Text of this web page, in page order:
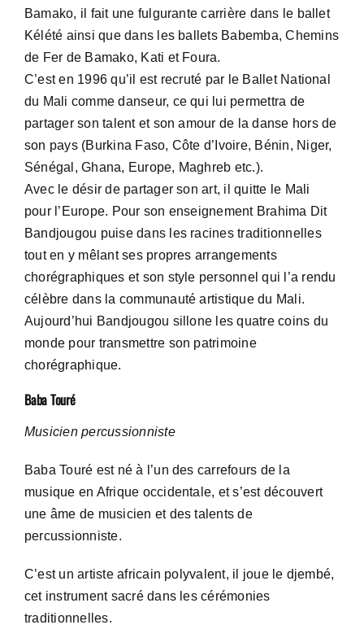
Bamako, il fait une fulgurante carrière dans le ballet
Kélété ainsi que dans les ballets Babemba, Chemins
de Fer de Bamako, Kati et Foura.
C’est en 1996 qu’il est recruté par le Ballet National
du Mali comme danseur, ce qui lui permettra de
partager son talent et son amour de la danse hors de
son pays (Burkina Faso, Côte d’Ivoire, Bénin, Niger,
Sénégal, Ghana, Europe, Maghreb etc.).
Avec le désir de partager son art, il quitte le Mali
pour l’Europe. Pour son enseignement Brahima Dit
Bandjougou puise dans les racines traditionnelles
tout en y mêlant ses propres arrangements
chorégraphiques et son style personnel qui l’a rendu
célèbre dans la communauté artistique du Mali.
Aujourd’hui Bandjougou sillone les quatre coins du
monde pour transmettre son patrimoine
chorégraphique.
Baba Touré
Musicien percussionniste
Baba Touré est né à l’un des carrefours de la
musique en Afrique occidentale, et s’est découvert
une âme de musicien et des talents de
percussionniste.
C’est un artiste africain polyvalent, il joue le djembé,
cet instrument sacré dans les cérémonies
traditionnelles.